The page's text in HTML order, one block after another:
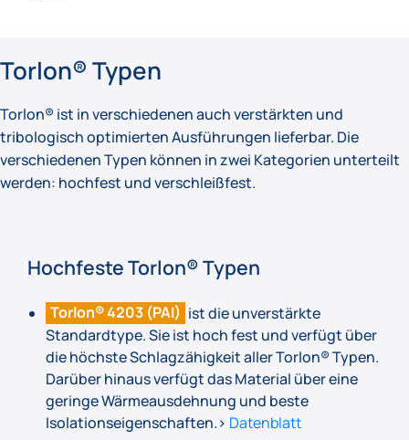
Torlon® Typen
Torlon® ist in verschiedenen auch verstärkten und
tribologisch optimierten Ausführungen lieferbar. Die
verschiedenen Typen können in zwei Kategorien unterteilt
werden: hochfest und verschleißfest.
Hochfeste Torlon® Typen
Torlon® 4203 (PAI) ist die unverstärkte
Standardtype. Sie ist hoch fest und verfügt über
die höchste Schlagzähigkeit aller Torlon® Typen.
Darüber hinaus verfügt das Material über eine
geringe Wärmeausdehnung und beste
Isolationseigenschaften.> Datenblatt